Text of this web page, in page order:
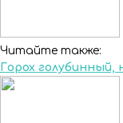
Читайте также:
Горох